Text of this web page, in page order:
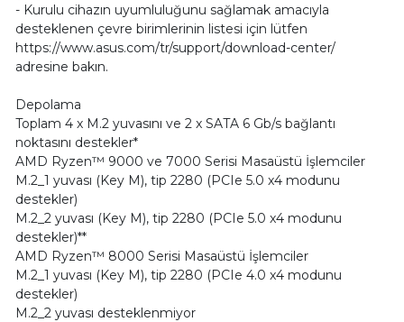
- Kurulu cihazın uyumluluğunu sağlamak amacıyla
desteklenen çevre birimlerinin listesi için lütfen
https://www.asus.com/tr/support/download-center/
adresine bakın.
Depolama
Toplam 4 x M.2 yuvasını ve 2 x SATA 6 Gb/s bağlantı
noktasını destekler*
AMD Ryzen™ 9000 ve 7000 Serisi Masaüstü İşlemciler
M.2_1 yuvası (Key M), tip 2280 (PCIe 5.0 x4 modunu
destekler)
M.2_2 yuvası (Key M), tip 2280 (PCIe 5.0 x4 modunu
destekler)**
AMD Ryzen™ 8000 Serisi Masaüstü İşlemciler
M.2_1 yuvası (Key M), tip 2280 (PCIe 4.0 x4 modunu
destekler)
M.2_2 yuvası desteklenmiyor